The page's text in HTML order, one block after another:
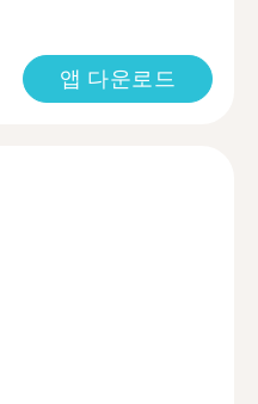
앱 다운로드